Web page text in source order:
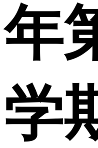
年
学